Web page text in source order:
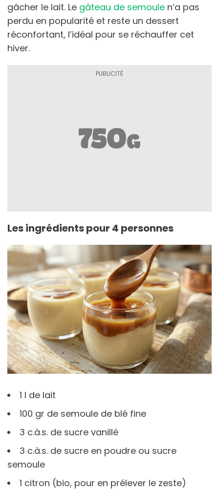
gâcher le lait. Le gâteau de semoule n’a pas
perdu en popularité et reste un dessert
réconfortant, l’idéal pour se réchauffer cet
hiver.
Les ingrédients pour 4 personnes
1 l de lait
100 gr de semoule de blé fine
3 c.à.s. de sucre vanillé
3 c.à.s. de sucre en poudre ou sucre
semoule
1 citron (bio, pour en prélever le zeste)